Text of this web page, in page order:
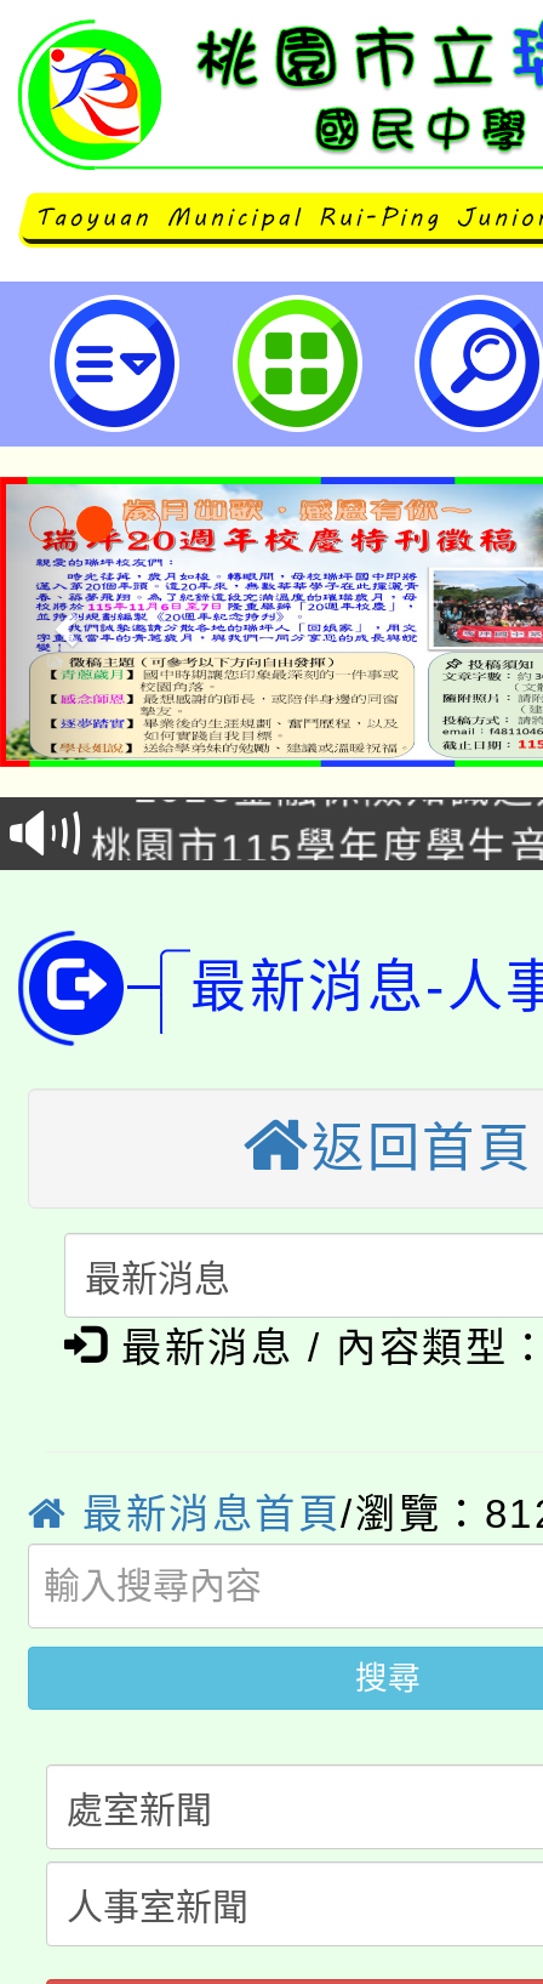
函轉桃園地檢署為推動113年第16
及第11屆立法委員選舉辦理反賄選
配合協助進行相關宣導事項-桃園
公告本校115學年度第
代理(課)教師甄選結果(
「2026金融保險知識
車」活動
桃園市115學年度學生
代理(課)教師甄選結果(
公告本校115學年度第
代理(課)教師甄選結果(
轉知中國文化大學推廣
《TA101》溝通分析基
程，歡迎學生輔導中心
心理、諮商輔導、社會
系所師生報名參加。
縣市「校園短影音徵
門員」簡章及活動海報
踴躍報名參加。
桃園市115學年度學生
要點
展演活動實施計畫」
115年度「教育部表揚
義教育推展貢獻獎」
公告本校115學年度第
「2026金融保險知識
生本土語及新住民語歌
公告本校115學年度第
代理(課)教師甄選結果(
公告本校115學年度第
代理(課)教師甄選結果(
轉知中國文化大學推廣
《TA101》溝通分析基
程，歡迎學生輔導中心
心理、諮商輔導、社會
系所師生報名參加。
轉知苗栗縣政府辦理
門員」簡章及活動海報
踴躍報名參加。
要點
「桃園市補助參觀特色
展演活動實施計畫」
115年度「教育部表揚
義教育推展貢獻獎」
最新消息-人
返回首頁
最新消息 / 內容類型
最新消息首頁/瀏覽：
搜尋